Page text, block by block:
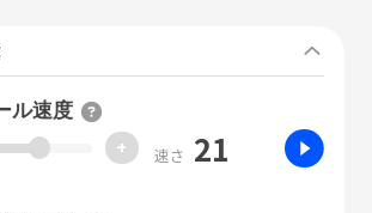
ル速度
+ 速さ 21